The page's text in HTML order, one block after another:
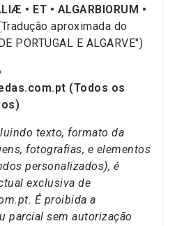
• ET • ALGARBIORUM •
aproximada do
PORTUGAL E ALGARVE")
(Todos os
texto, formato da
fotografias, e elementos
personalizados), é
exclusiva de
É proibida a
parcial sem autorização